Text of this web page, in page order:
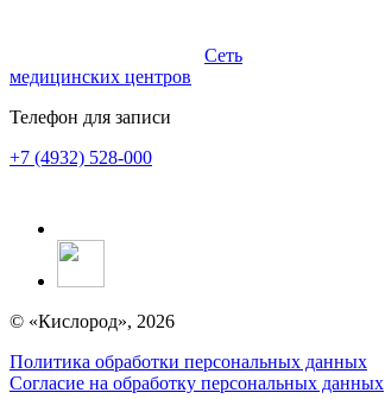
Сеть
медицинских центров
Телефон для записи
+7 (4932) 528-000
© «Кислород», 2026
Политика обработки персональных данных
Согласие на обработку персональных данных